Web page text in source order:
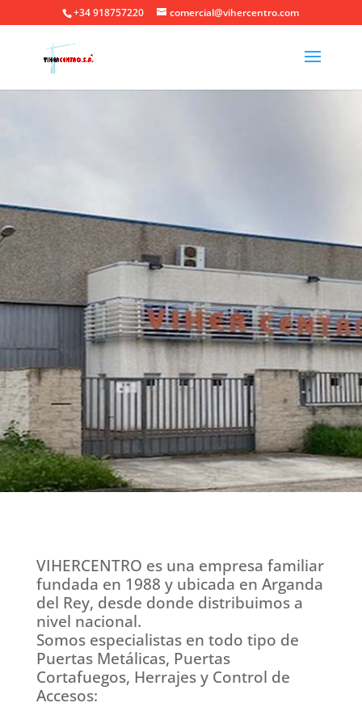
+34 918757220 comercial@vihercentro.com
VIHERCENTRO es una empresa familiar
fundada en 1988 y ubicada en Arganda
del Rey, desde donde distribuimos a
nivel nacional.
Somos especialistas en todo tipo de
Puertas Metálicas, Puertas
Cortafuegos, Herrajes y Control de
Accesos: